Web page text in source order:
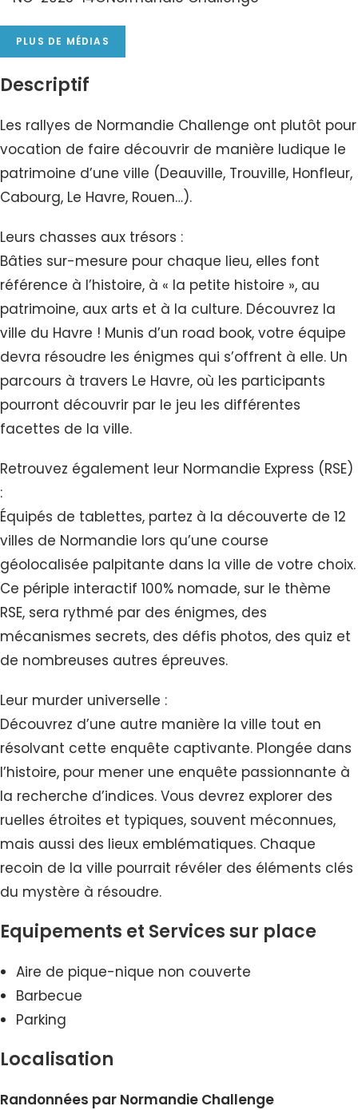
PLUS DE MÉDIAS
Descriptif
Les rallyes de Normandie Challenge ont plutôt pour
vocation de faire découvrir de manière ludique le
patrimoine d’une ville (Deauville, Trouville, Honfleur,
Cabourg, Le Havre, Rouen…).
Leurs chasses aux trésors :
Bâties sur-mesure pour chaque lieu, elles font
référence à l’histoire, à « la petite histoire », au
patrimoine, aux arts et à la culture. Découvrez la
ville du Havre ! Munis d’un road book, votre équipe
devra résoudre les énigmes qui s’offrent à elle. Un
parcours à travers Le Havre, où les participants
pourront découvrir par le jeu les différentes
facettes de la ville.
Retrouvez également leur Normandie Express (RSE)
:
Équipés de tablettes, partez à la découverte de 12
villes de Normandie lors qu’une course
géolocalisée palpitante dans la ville de votre choix.
Ce périple interactif 100% nomade, sur le thème
RSE, sera rythmé par des énigmes, des
mécanismes secrets, des défis photos, des quiz et
de nombreuses autres épreuves.
Leur murder universelle :
Découvrez d’une autre manière la ville tout en
résolvant cette enquête captivante. Plongée dans
l’histoire, pour mener une enquête passionnante à
la recherche d’indices. Vous devrez explorer des
ruelles étroites et typiques, souvent méconnues,
mais aussi des lieux emblématiques. Chaque
recoin de la ville pourrait révéler des éléments clés
du mystère à résoudre.
Equipements et Services sur place
Aire de pique-nique non couverte
Barbecue
Parking
Localisation
Randonnées par Normandie Challenge